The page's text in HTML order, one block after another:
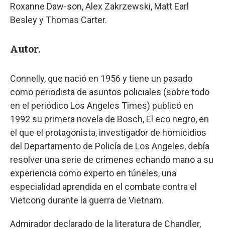
Roxanne Daw-son, Alex Zakrzewski, Matt Earl
Besley y Thomas Carter.
Autor.
Connelly, que nació en 1956 y tiene un pasado
como periodista de asuntos policiales (sobre todo
en el periódico Los Angeles Times) publicó en
1992 su primera novela de Bosch, El eco negro, en
el que el protagonista, investigador de homicidios
del Departamento de Policía de Los Angeles, debía
resolver una serie de crímenes echando mano a su
experiencia como experto en túneles, una
especialidad aprendida en el combate contra el
Vietcong durante la guerra de Vietnam.
Admirador declarado de la literatura de Chandler,